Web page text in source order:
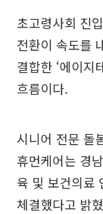
초고령사회 진
전환이 속도를
결합한 ‘에이지
흐름이다.
시니어 전문 돌
휴먼케어는 경
육 및 보건의료
체결했다고 밝